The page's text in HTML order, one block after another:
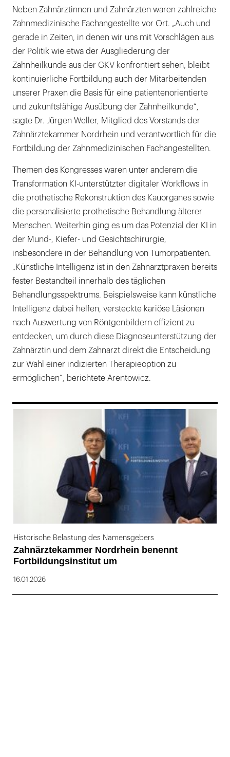
Neben Zahnärztinnen und Zahnärzten waren zahlreiche
Zahnmedizinische Fachangestellte vor Ort. „Auch und
gerade in Zeiten, in denen wir uns mit Vorschlägen aus
der Politik wie etwa der Ausgliederung der
Zahnheilkunde aus der GKV konfrontiert sehen, bleibt
kontinuierliche Fortbildung auch der Mitarbeitenden
unserer Praxen die Basis für eine patientenorientierte
und zukunftsfähige Ausübung der Zahnheilkunde“,
sagte Dr. Jürgen Weller, Mitglied des Vorstands der
Zahnärztekammer Nordrhein und verantwortlich für die
Fortbildung der Zahnmedizinischen Fachangestellten.
Themen des Kongresses waren unter anderem die
Transformation KI-unterstützter digitaler Workflows in
die prothetische Rekonstruktion des Kauorganes sowie
die personalisierte prothetische Behandlung älterer
Menschen. Weiterhin ging es um das Potenzial der KI in
der Mund-, Kiefer- und Gesichtschirurgie,
insbesondere in der Behandlung von Tumorpatienten.
„Künstliche Intelligenz ist in den Zahnarztpraxen bereits
fester Bestandteil innerhalb des täglichen
Behandlungsspektrums. Beispielsweise kann künstliche
Intelligenz dabei helfen, versteckte kariöse Läsionen
nach Auswertung von Röntgenbildern effizient zu
entdecken, um durch diese Diagnoseunterstützung der
Zahnärztin und dem Zahnarzt direkt die Entscheidung
zur Wahl einer indizierten Therapieoption zu
ermöglichen“, berichtete Arentowicz.
Historische Belastung des Namensgebers
Zahnärztekammer Nordrhein benennt
Fortbildungsinstitut um
16.01.2026